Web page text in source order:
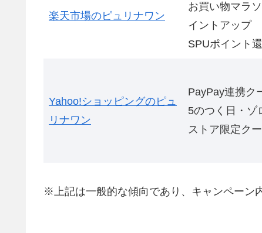
楽天市場のピュリナワン
お買い物マラ
イントアップ
SPUポイント
Yahoo!ショッピングのピュ
リナワン
PayPay連携ク
5のつく日・ゾ
ストア限定ク
※上記は一般的な傾向であり、キャンペーン